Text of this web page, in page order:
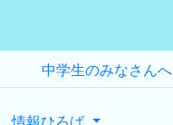
中学生のみなさんへ
情報ひろば